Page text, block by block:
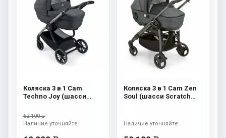
Коляска 3 в 1 Cam
Techno Joy (шасси
62 100 р
Наличие уточняйте
Коляска 3 в 1 Cam Zen
Soul (шасси Scratch
Наличие уточняйте